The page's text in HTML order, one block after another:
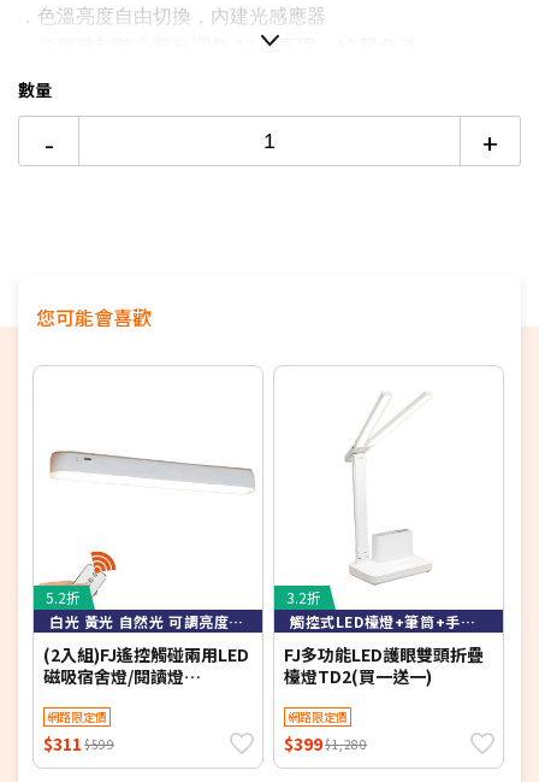
24期 $228
智慧家電功能有哪些？→點我看達人教你買
．色溫亮度自由切換，內建光感應器
段亮度，
數量
- +
您可能會喜歡
5.2折
白光 黃光 自然光 可調亮度可定時
(2入組)FJ遙控觸碰兩用LED
磁吸宿舍燈/閱讀燈
燈 小夜燈 檯燈 桌燈 床頭
LED)
網路限定價
$311 $599
3.2折
觸控式LED檯燈+筆筒+手機架
FJ多功能LED護眼雙頭折疊
檯燈TD2(買一送一)
網路限定價
$399$1,280